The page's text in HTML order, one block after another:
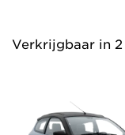
Verkrijgbaar in